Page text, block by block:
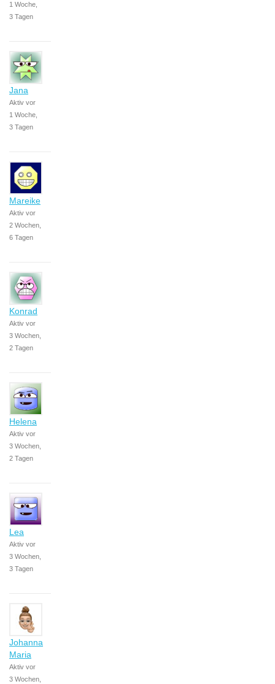
1 Woche,
3 Tagen
Jana
Aktiv vor
1 Woche,
3 Tagen
Mareike
Aktiv vor
2 Wochen,
6 Tagen
Konrad
Aktiv vor
3 Wochen,
2 Tagen
Helena
Aktiv vor
3 Wochen,
2 Tagen
Lea
Aktiv vor
3 Wochen,
3 Tagen
Johanna
Maria
Aktiv vor
3 Wochen,